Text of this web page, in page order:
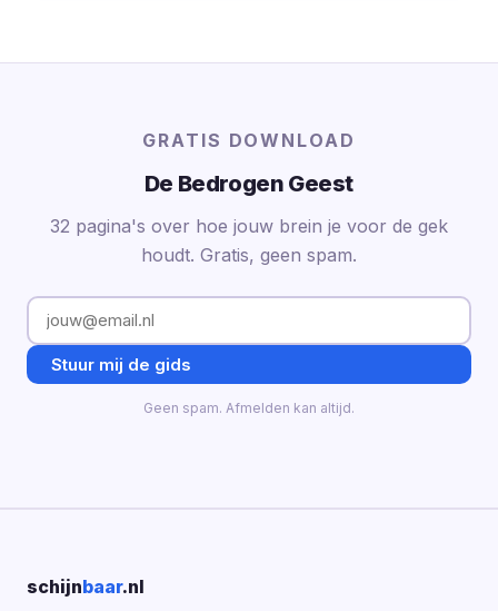
GRATIS DOWNLOAD
De Bedrogen Geest
32 pagina's over hoe jouw brein je voor de gek
houdt. Gratis, geen spam.
Stuur mij de gids
Geen spam. Afmelden kan altijd.
schijnbaar.nl